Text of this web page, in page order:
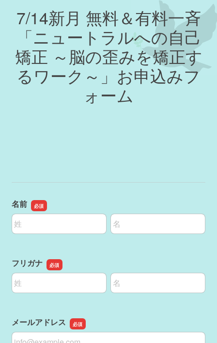
7/14新月 無料＆有料一斉
「ニュートラルへの自己
矯正 ～脳の歪みを矯正す
るワーク～」お申込みフ
ォーム
名前
名前の姓
名前の名
フリガナ
名前の姓
名前の名
メールアドレス
メールアドレス